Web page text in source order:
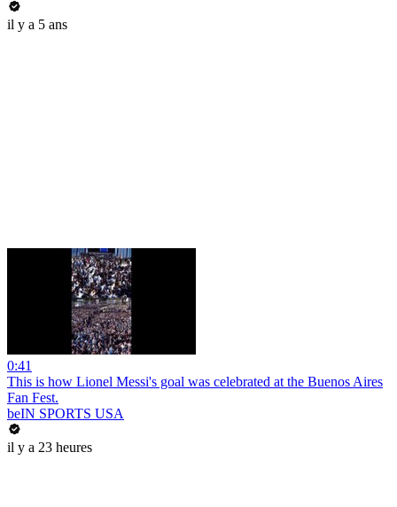
il y a 5 ans
0:41
This is how Lionel Messi's goal was celebrated at the Buenos Aires
Fan Fest.
beIN SPORTS USA
il y a 23 heures